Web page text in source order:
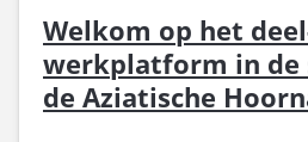
Welkom op het
werkplatform in de
de Aziatische